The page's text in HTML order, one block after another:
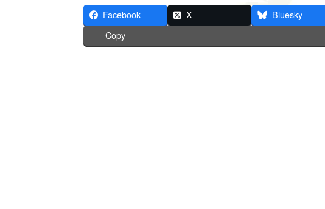
Facebook X Bluesky
Copy